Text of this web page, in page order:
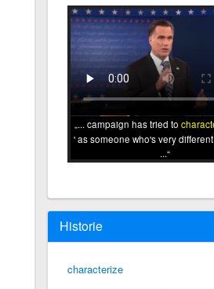
... campaign has tried to
' as someone who's very
...
Historie
characterize